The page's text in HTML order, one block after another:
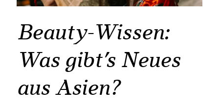
Beauty-Wissen:
Was gibt’s Neues
aus Asien?